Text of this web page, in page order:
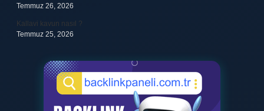
Temmuz 26, 2026
Kallavi kavun nasıl ?
Temmuz 25, 2026